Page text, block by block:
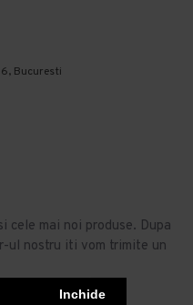
Inchide
Bucuresti
mai noi produse. Dupa
ul nostru iti vom trimite un
Abonare